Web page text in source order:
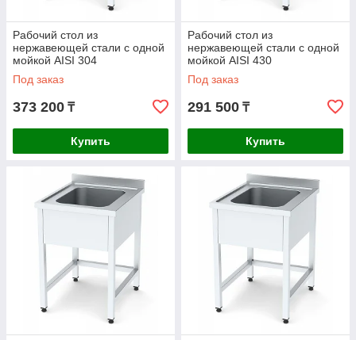
Рабочий стол из
нержавеющей стали с одной
мойкой AISI 304
1400x700x850mm
Под заказ
373 200 ₸
Купить
Рабочий стол из
нержавеющей стали с одной
мойкой AISI 430
1600x600x850mm
Под заказ
291 500 ₸
Купить